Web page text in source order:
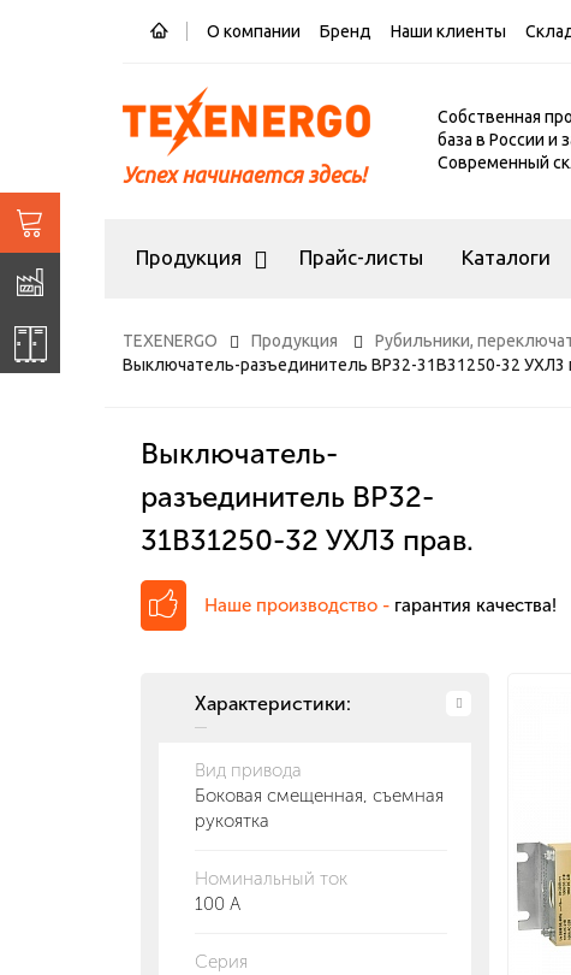
О компании Бренд Наши клиенты
Успех начинается здесь!
Собственная
база в России и
Современный
Продукция Прайс-листы Каталоги
TEXENERGO Продукция Рубильники,
Выключатель-разъединитель ВР32-31В31250-32 УХЛ3
Выключатель-
разъединитель ВР32-
31В31250-32 УХЛ3 прав.
Наше производство - гарантия качества!
Характеристики:
Вид привода
Боковая смещенная, съемная
рукоятка
Номинальный ток
100 А
Серия